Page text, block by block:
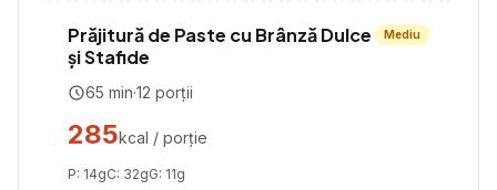
Prăjitură de Paste cu Brânză Dulce
și Stafide
Mediu
65 min·12 porții
285kcal / porție
P: 14gC: 32gG: 11g